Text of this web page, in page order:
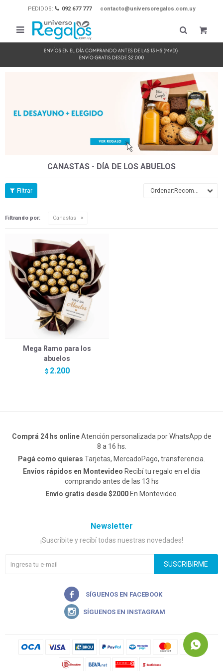
PEDIDOS: 092 677 777 contacto@universoregalos.com.uy

CANASTAS - DÍA DE LOS ABUELOS
Recomendados
Filtrando por: Canastas
Mega Ramo para los
abuelos
$ 2.200
Comprá 24 hs onlineAtención personalizada por WhatsApp de
8 a 16 hs.
Pagá como quieras Tarjetas, MercadoPago, transferencia.
Envíos rápidos en Montevideo Recibí tu regalo en el día
comprando antes de las 13 hs
Envío gratis desde $2000En Montevideo.
Newsletter
¡Suscribite y recibí todas nuestras novedades!
SUSCRIBIRME

